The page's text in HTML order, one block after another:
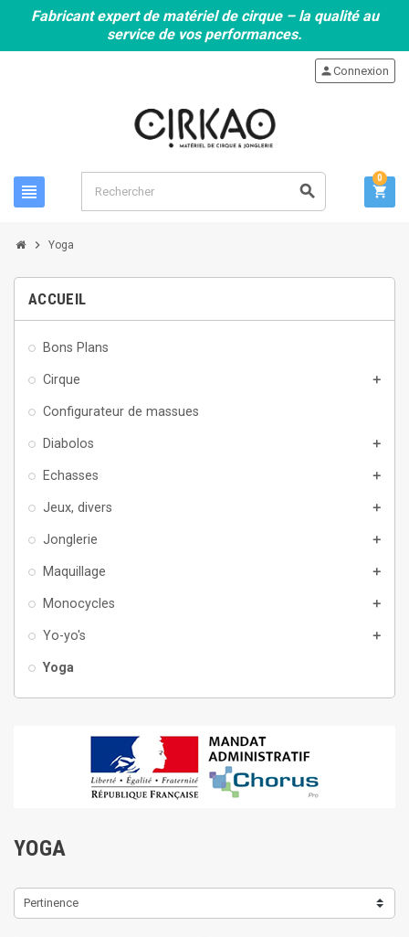
Fabricant expert de matériel de cirque – la qualité au
service de vos performances.
view_headline search
personConnexion
shopping_cart
0
chevron_right Yoga
ACCUEIL
Bons Plans
Cirque add
Configurateur de massues
Diabolos add
Echasses add
Jeux, divers add
Jonglerie add
Maquillage add
Monocycles add
Yo-yo's add
Yoga
YOGA
Pertinence